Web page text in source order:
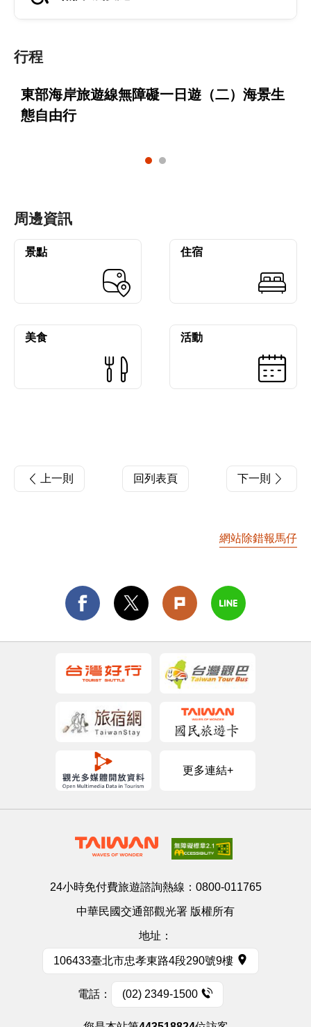
行程
東部海岸旅遊線無障礙一日遊（二）海景生
態自由行
周邊資訊
景點 住宿
美食 活動
上一則 回列表頁 下一則
網站除錯報馬仔
更多連結+
24小時免付費旅遊諮詢熱線： 0800-011765
中華民國交通部觀光署 版權所有
地址：
106433臺北市忠孝東路4段290號9樓
電話： (02) 2349-1500